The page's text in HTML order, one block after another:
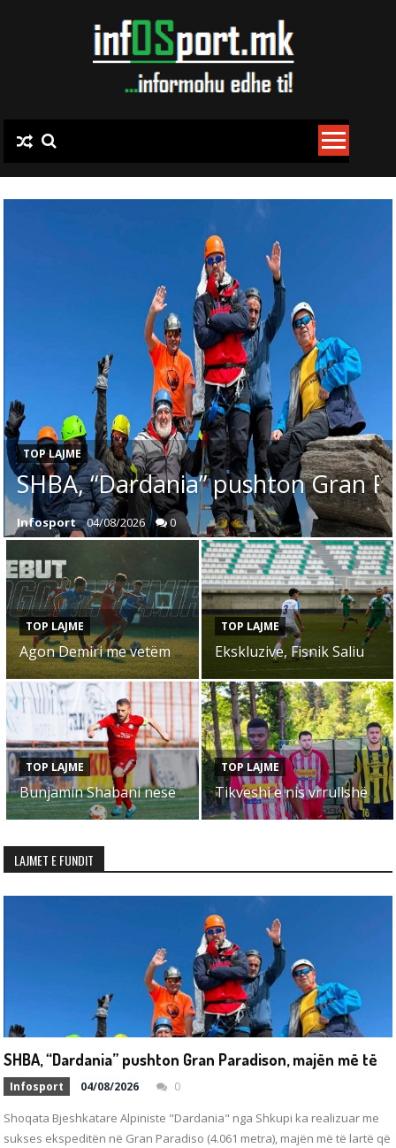
TOP LAJME
SHBA, “Dardania” pushton Gran
Infosport 04/08/2026 0
TOP LAJME
Agon Demiri me vetëm 16 vjet e 6 ditë debutoi me ekipin e parë të Struga Trim Lum
TOP LAJME
Ekskluzive, Fisnik Saliu veshë fanellën e FC Skopje
TOP LAJME
Bunjamin Shabani nesër me Struga Trim Lum zhvillon ndeshjen numër 200!
TOP LAJME
Tikveshi e nis vrrullshëm sezonin e ri në Ligën e Parë (VIDEO)
LAJMET E FUNDIT
Infosport 04/08/2026 0
Shoqata Bjeshkatare Alpiniste "Dardania" nga Shkupi ka realizuar me
sukses ekspeditën në Gran Paradiso (4.061 metra), majën më të lartë që